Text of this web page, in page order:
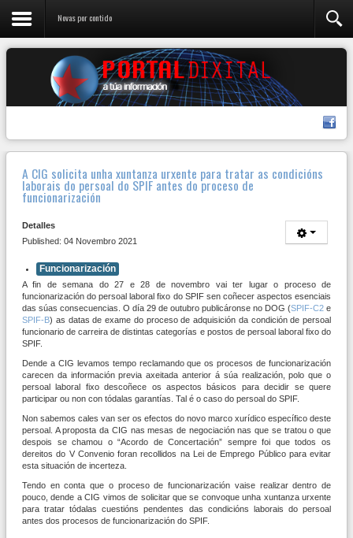
Novas por contido
A CIG solicita unha xuntanza urxente para tratar as condicións
laborais do persoal do SPIF antes do proceso de
funcionarización
Detalles
Published: 04 Novembro 2021
Funcionarización
A fin de semana do 27 e 28 de novembro vai ter lugar o proceso de
funcionarización do persoal laboral fixo do SPIF sen coñecer aspectos esenciais
das súas consecuencias. O día 29 de outubro publicáronse no DOG (SPIF-C2 e
SPIF-B) as datas de exame do proceso de adquisición da condición de persoal
funcionario de carreira de distintas categorías e postos de persoal laboral fixo do
SPIF.
Dende a CIG levamos tempo reclamando que os procesos de funcionarización
carecen da información previa axeitada anterior á súa realización, polo que o
persoal laboral fixo descoñece os aspectos básicos para decidir se quere
participar ou non con tódalas garantías. Tal é o caso do persoal do SPIF.
Non sabemos cales van ser os efectos do novo marco xurídico específico deste
persoal. A proposta da CIG nas mesas de negociación nas que se tratou o que
despois se chamou o “Acordo de Concertación” sempre foi que todos os
dereitos do V Convenio foran recollidos na Lei de Emprego Público para evitar
esta situación de incerteza.
Tendo en conta que o proceso de funcionarización vaise realizar dentro de
pouco, dende a CIG vimos de solicitar que se convoque unha xuntanza urxente
para tratar tódalas cuestións pendentes das condicións laborais do persoal
antes dos procesos de funcionarización do SPIF.